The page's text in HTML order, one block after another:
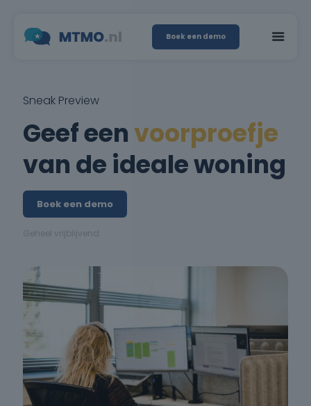
Boek een demo
Sneak Preview
Geef eenvoorproefje
van de ideale woning
Boek een demo
Geheel vrijblijvend